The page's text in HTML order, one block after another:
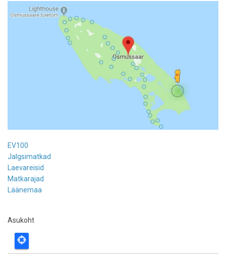
EV100
Jalgsimatkad
Laevareisid
Matkarajad
Läänemaa
Asukoht